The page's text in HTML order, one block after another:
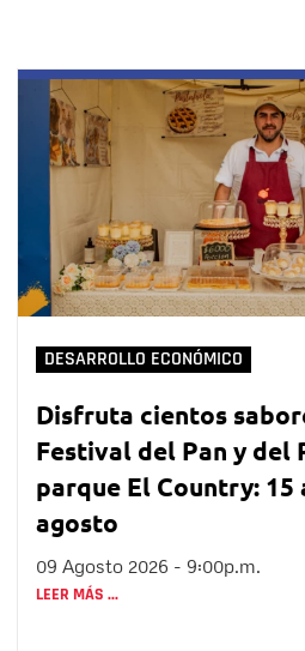
DESARROLLO ECONÓMICO
Disfruta cientos
Festival del Pan y del
parque El Country: 15
agosto
09 Agosto 2026 - 9:00p.m.
LEER MÁS ...